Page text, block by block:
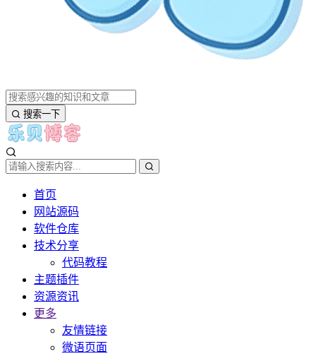
搜索一下
首页
网站源码
软件仓库
技术分享
代码教程
主题插件
资源资讯
更多
友情链接
微语页面